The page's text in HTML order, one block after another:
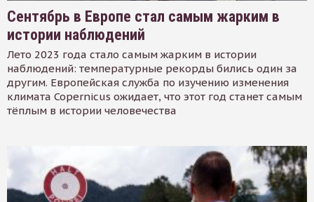
Сентябрь в Европе стал самым жарким в
истории наблюдений
Лето 2023 года стало самым жарким в истории
наблюдений: температурные рекорды бились один за
другим. Европейская служба по изучению изменения
климата Copernicus ожидает, что этот год станет самым
тёплым в истории человечества